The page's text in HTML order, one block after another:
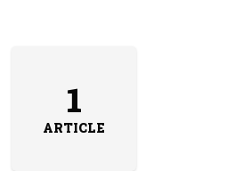
1
ARTICLE